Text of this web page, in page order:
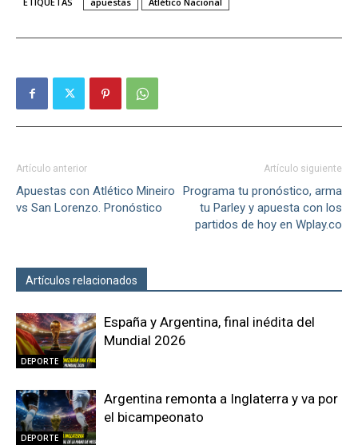
Artículo anterior
Apuestas con Atlético Mineiro
vs San Lorenzo. Pronóstico
Artículo siguiente
Programa tu pronóstico, arma
tu Parley y apuesta con los
partidos de hoy en Wplay.co
Artículos relacionados
DEPORTE
España y Argentina, final inédita del
Mundial 2026
DEPORTE
Argentina remonta a Inglaterra y va por
el bicampeonato